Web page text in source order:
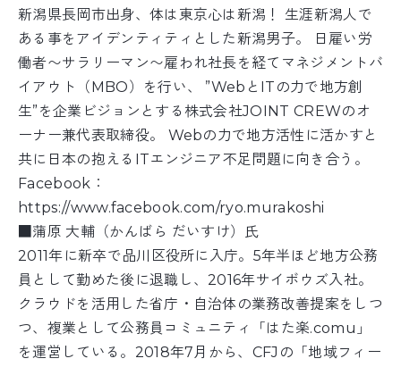
新潟県長岡市出身、体は東京心は新潟！ 生涯新潟人で
ある事をアイデンティティとした新潟男子。 日雇い労
働者〜サラリーマン〜雇われ社長を経てマネジメントバ
イアウト（MBO）を行い、 ”WebとITの力で地方創
生”を企業ビジョンとする株式会社JOINT CREWのオ
ーナー兼代表取締役。 Webの力で地方活性に活かすと
共に日本の抱えるITエンジニア不足問題に向き合う。
Facebook：
https://www.facebook.com/ryo.murakoshi
■蒲原 大輔（かんばら だいすけ）氏
2011年に新卒で品川区役所に入庁。5年半ほど地方公務
員として勤めた後に退職し、2016年サイボウズ入社。
クラウドを活用した省庁・自治体の業務改善提案をしつ
つ、複業として公務員コミュニティ「はた楽.comu」
を運営している。2018年7月から、CFJの「地域フィー